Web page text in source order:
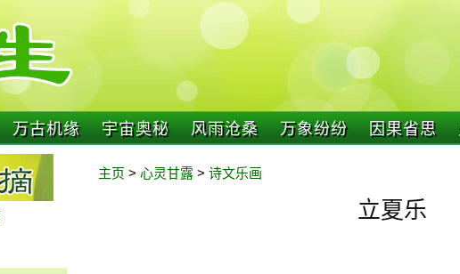
万古机缘 宇宙奥秘 风雨沧桑 万象纷纷 因果省思
主页 > 心灵甘露 > 诗文乐画
立夏乐